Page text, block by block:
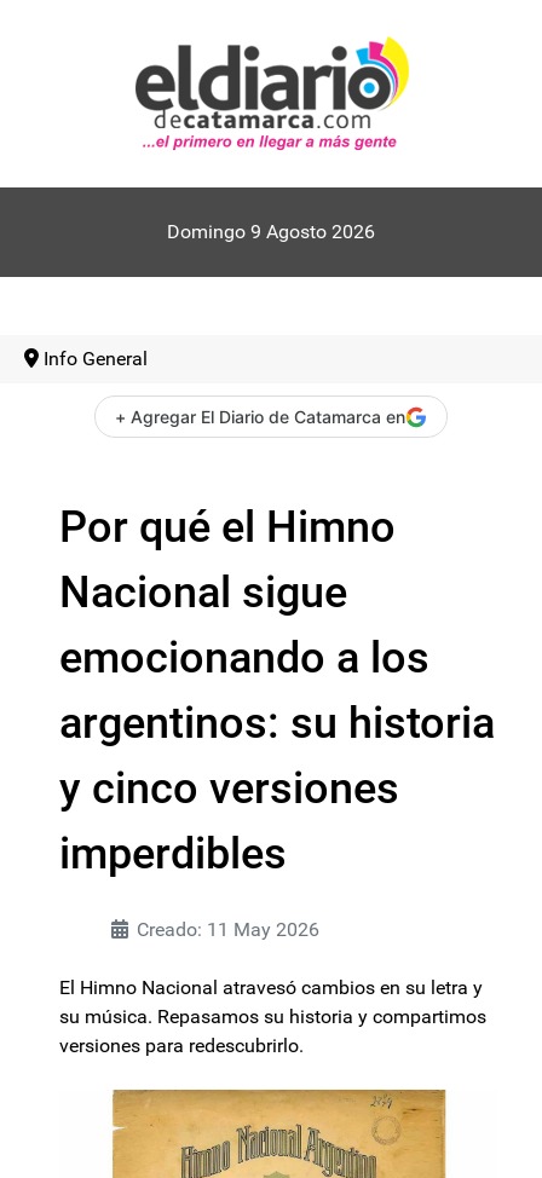
Domingo 9 Agosto 2026
Info General
+ Agregar El Diario de Catamarca en
Por qué el Himno
Nacional sigue
emocionando a los
argentinos: su historia
y cinco versiones
imperdibles
Creado: 11 May 2026
El Himno Nacional atravesó cambios en su letra y
su música. Repasamos su historia y compartimos
versiones para redescubrirlo.